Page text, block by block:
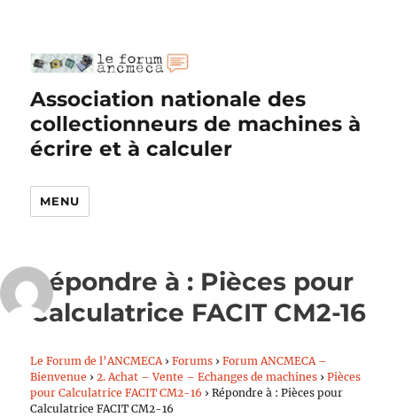
Association nationale des
collectionneurs de machines à
écrire et à calculer
MENU
Répondre à : Pièces pour
Calculatrice FACIT CM2-16
Le Forum de l’ANCMECA › Forums › Forum ANCMECA –
Bienvenue › 2. Achat – Vente – Echanges de machines › Pièces
pour Calculatrice FACIT CM2-16 › Répondre à : Pièces pour
Calculatrice FACIT CM2-16